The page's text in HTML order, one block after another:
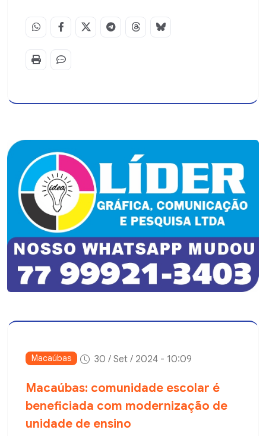
Macaúbas 30 / Set / 2024 - 10:09
Macaúbas: comunidade escolar é
beneficiada com modernização de
unidade de ensino